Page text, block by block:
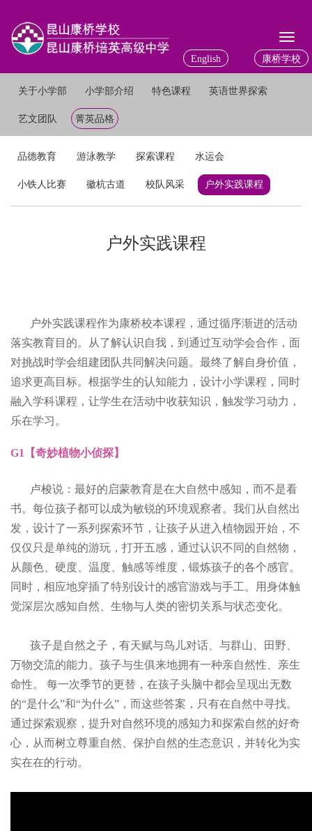
康桥学校
English
关于小学部 小学部介绍 特色课程 英语世界探索
艺文团队 菁英品格
品德教育 游泳教学 探索课程 水运会
小铁人比赛 徽杭古道 校队风采 户外实践课程
户外实践课程
户外实践课程作为康桥校本课程，通过循序渐进的活动
落实教育目的。从了解认识自我，到通过互动学会合作，面
对挑战时学会组建团队共同解决问题。最终了解自身价值，
追求更高目标。根据学生的认知能力，设计小学课程，同时
融入学科课程，让学生在活动中收获知识，触发学习动力，
乐在学习。
G1【奇妙植物小侦探】
卢梭说：最好的启蒙教育是在大自然中感知，而不是看
书。每位孩子都可以成为敏锐的环境观察者。我们从自然出
发，设计了一系列探索环节，让孩子从进入植物园开始，不
仅仅只是单纯的游玩，打开五感，通过认识不同的自然物，
从颜色、硬度、温度、触感等维度，锻炼孩子的各个感官。
同时，相应地穿插了特别设计的感官游戏与手工。用身体触
觉深层次感知自然、生物与人类的密切关系与状态变化。
孩子是自然之子，有天赋与鸟儿对话、与群山、田野、
万物交流的能力。孩子与生俱来地拥有一种亲自然性、亲生
命性。 每一次季节的更替，在孩子头脑中都会呈现出无数
的“是什么”和“为什么”，而这些答案，只有在自然中寻找。
通过探索观察，提升对自然环境的感知力和探索自然的好奇
心，从而树立尊重自然、保护自然的生态意识，并转化为实
实在在的行动。